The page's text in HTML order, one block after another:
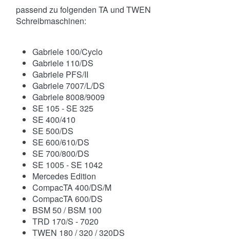
passend zu folgenden TA und TWEN
Schreibmaschinen:
Gabriele 100/Cyclo
Gabriele 110/DS
Gabriele PFS/II
Gabriele 7007/L/DS
Gabriele 8008/9009
SE 105 - SE 325
SE 400/410
SE 500/DS
SE 600/610/DS
SE 700/800/DS
SE 1005 - SE 1042
Mercedes Edition
CompacTA 400/DS/M
CompacTA 600/DS
BSM 50 / BSM 100
TRD 170/S - 7020
TWEN 180 / 320 / 320DS